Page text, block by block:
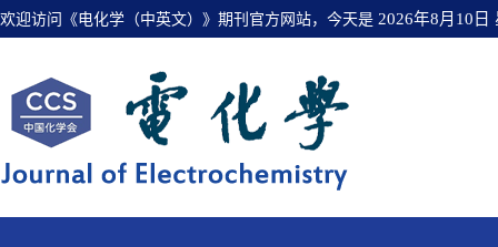
欢迎访问《电化学（中英文）》期刊官方网站，今天是 2026年8月10日